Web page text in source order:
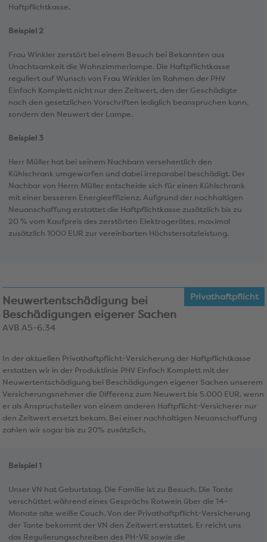
Haftpflichtkasse.
Beispiel 2
Frau Winkler zerstört bei einem Besuch bei Bekannten aus
Unachtsamkeit die Wohnzimmerlampe. Die Haftpflichtkasse
reguliert auf Wunsch von Frau Winkler im Rahmen der PHV
Einfach Komplett nicht nur den Zeitwert, den der Geschädigte
nach den gesetzlichen Vorschriften lediglich beanspruchen kann,
sondern den Neuwert der Lampe.
Beispiel 3
Herr Müller hat bei seinem Nachbarn versehentlich den
Kühlschrank umgeworfen und dabei irreparabel beschädigt. Der
Nachbar von Herrn Müller entscheide sich für einen Kühlschrank
mit einer besseren Energieeffizienz. Aufgrund der nachhaltigen
Neuanschaffung erstattet die Haftpflichtkasse zusätzlich bis zu
20 % vom Kaufpreis des zerstörten Elektrogerätes, maximal
zusätzlich 1000 EUR zur vereinbarten Höchstersatzleistung.
Privathaftpflicht
Neuwertentschädigung bei
Beschädigungen eigener Sachen
AVB A5-6.34
In der aktuellen Privathaftpflicht-Versicherung der Haftpflichtkasse
erstatten wir in der Produktlinie PHV Einfach Komplett mit der
Neuwertentschädigung bei Beschädigungen eigener Sachen unserem
Versicherungsnehmer die Differenz zum Neuwert bis 5.000 EUR, wenn
er als Anspruchsteller von einem anderen Haftpflicht-Versicherer nur
den Zeitwert ersetzt bekam. Bei einer nachhaltigen Neuanschaffung
zahlen wir sogar bis zu 20% zusätzlich.
Beispiel 1
Unser VN hat Geburtstag. Die Familie ist zu Besuch. Die Tante
verschüttet während eines Gesprächs Rotwein über die 14-
Monate alte weiße Couch. Von der Privathaftpflicht-Versicherung
der Tante bekommt der VN den Zeitwert erstattet. Er reicht uns
das Regulierungsschreiben des PH-VR sowie die